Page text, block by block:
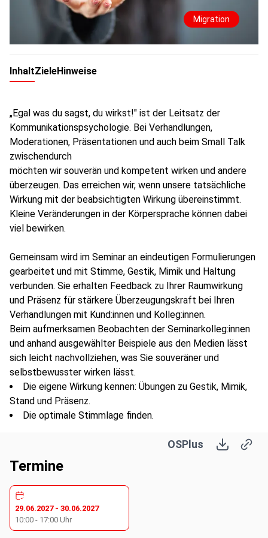
Migration
InhaltZieleHinweise
„Egal was du sagst, du wirkst!" ist der Leitsatz der
Kommunikationspsychologie. Bei Verhandlungen,
Moderationen, Präsentationen und auch beim Small Talk
zwischendurch
möchten wir souverän und kompetent wirken und andere
überzeugen. Das erreichen wir, wenn unsere tatsächliche
Wirkung mit der beabsichtigten Wirkung übereinstimmt.
Kleine Veränderungen in der Körpersprache können dabei
viel bewirken.
Gemeinsam wird im Seminar an eindeutigen Formulierungen
gearbeitet und mit Stimme, Gestik, Mimik und Haltung
verbunden. Sie erhalten Feedback zu Ihrer Raumwirkung
und Präsenz für stärkere Überzeugungskraft bei Ihren
Verhandlungen mit Kund:innen und Kolleg:innen.
Beim aufmerksamen Beobachten der Seminarkolleg:innen
und anhand ausgewählter Beispiele aus den Medien lässt
sich leicht nachvollziehen, was Sie souveräner und
selbstbewusster wirken lässt.
Die eigene Wirkung kennen: Übungen zu Gestik, Mimik,
Stand und Präsenz.
Die optimale Stimmlage finden.
Nein-sagen üben: Das schwierigste Wort für Viele.
Kongruenz von Sprache und Körpersprache erkennen
und anwenden.
Üben adressatengerechter Kommunikation am
Arbeitsplatz.
OSPlus
Termine
29.06.2027- 30.06.2027
10:00 - 17:00 Uhr